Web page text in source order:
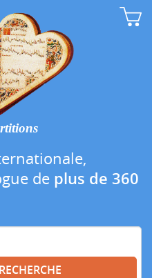
de plus de 360